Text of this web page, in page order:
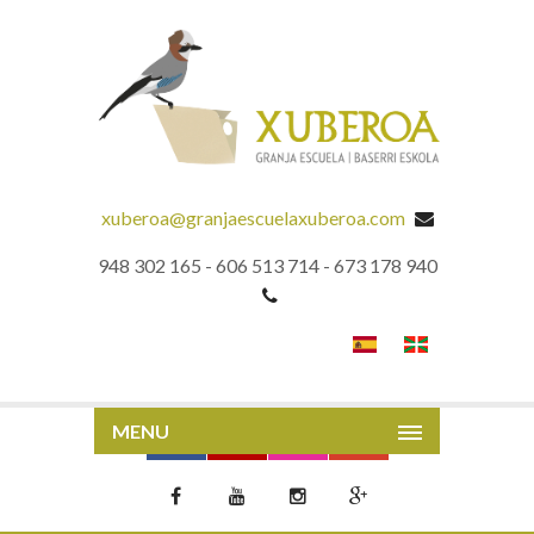
xuberoa@granjaescuelaxuberoa.com
948 302 165 - 606 513 714 - 673 178 940
MENU